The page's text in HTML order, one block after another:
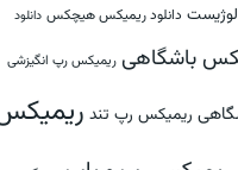
دانلود ریمیکس هیچکس دانلود
باشگاهی ریمیکس رپ انگیزشی
ریمیکس رپ تند